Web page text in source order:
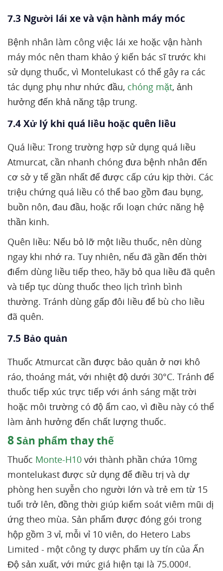
7.3 Người lái xe và vận hành máy móc
Bệnh nhân làm công việc lái xe hoặc vận hành
máy móc nên tham khảo ý kiến bác sĩ trước khi
sử dụng thuốc, vì Montelukast có thể gây ra các
tác dụng phụ như nhức đầu, chóng mặt, ảnh
hưởng đến khả năng tập trung.
7.4 Xử lý khi quá liều hoặc quên liều
Quá liều: Trong trường hợp sử dụng quá liều
Atmurcat, cần nhanh chóng đưa bệnh nhân đến
cơ sở y tế gần nhất để được cấp cứu kịp thời. Các
triệu chứng quá liều có thể bao gồm đau bụng,
buồn nôn, đau đầu, hoặc rối loạn chức năng hệ
thần kinh.
Quên liều: Nếu bỏ lỡ một liều thuốc, nên dùng
ngay khi nhớ ra. Tuy nhiên, nếu đã gần đến thời
điểm dùng liều tiếp theo, hãy bỏ qua liều đã quên
và tiếp tục dùng thuốc theo lịch trình bình
thường. Tránh dùng gấp đôi liều để bù cho liều
đã quên.
7.5 Bảo quản
Thuốc Atmurcat cần được bảo quản ở nơi khô
ráo, thoáng mát, với nhiệt độ dưới 30°C. Tránh để
thuốc tiếp xúc trực tiếp với ánh sáng mặt trời
hoặc môi trường có độ ẩm cao, vì điều này có thể
làm ảnh hưởng đến chất lượng thuốc.
8 Sản phẩm thay thế
Thuốc Monte-H10 với thành phần chứa 10mg
montelukast được sử dụng để điều trị và dự
phòng hen suyễn cho người lớn và trẻ em từ 15
tuổi trở lên, đồng thời giúp kiểm soát viêm mũi dị
ứng theo mùa. Sản phẩm được đóng gói trong
hộp gồm 3 vỉ, mỗi vỉ 10 viên, do Hetero Labs
Limited - một công ty dược phẩm uy tín của Ấn
Độ sản xuất, với mức giá hiện tại là 75.000₫.